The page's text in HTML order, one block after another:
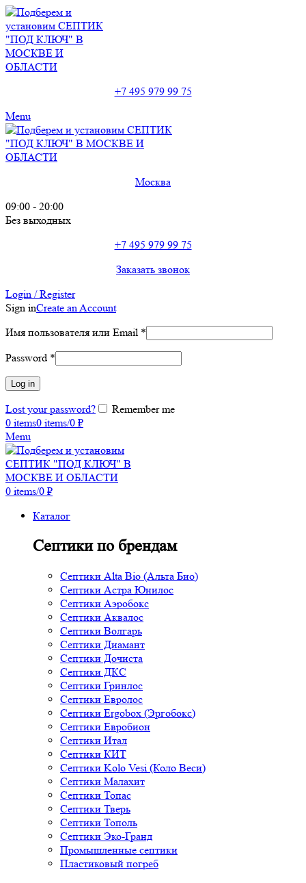
+7 495 979 99 75
Menu
Москва
09:00 - 20:00
Без выходных
+7 495 979 99 75
Заказать звонок
Login / Register
Sign inCreate an Account
Имя пользователя или Email *
Password *
Log in
Lost your password?
Remember me
0 items0 items/0 ₽
Menu
0 items/0 ₽
Каталог
Септики по брендам
Септики Alta Bio (Альта Био)
Септики Астра Юнилос
Септики Аэробокс
Септики Аквалос
Септики Волгарь
Септики Диамант
Септики Дочиста
Септики ДКС
Септики Гринлос
Септики Евролос
Септики Ergobox (Эргобокс)
Септики Евробион
Септики Итал
Септики КИТ
Септики Kolo Vesi (Коло Веси)
Септики Малахит
Септики Топас
Септики Тверь
Септики Тополь
Септики Эко-Гранд
Промышленные септики
Пластиковый погреб